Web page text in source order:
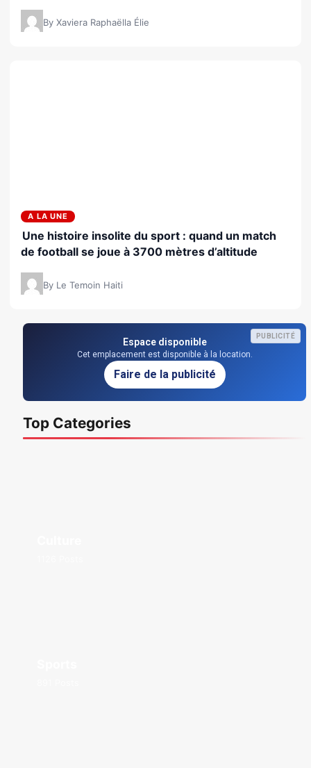
By Xaviera Raphaëlla Élie
A LA UNE
Une histoire insolite du sport : quand un match
de football se joue à 3700 mètres d’altitude
By Le Temoin Haiti
PUBLICITÉ
Espace disponible
Cet emplacement est disponible à la location.
Faire de la publicité
Top Categories